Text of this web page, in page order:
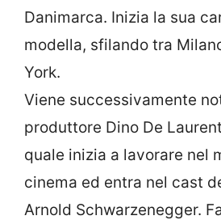
Danimarca. Inizia la sua
modella, sfilando tra
York.
Viene successivamente
produttore Dino De
quale inizia a lavorare nel
cinema ed entra nel cast
Arnold Schwarzenegger.